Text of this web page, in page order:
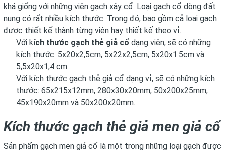
khá giống với những viên gạch xây cổ. Loại gạch cổ dòng đất
nung có rất nhiều kích thước. Trong đó, bao gồm cả loại gạch
được thiết kế thành từng viên hay thiết kế theo vỉ.
Với kích thước gạch thẻ giả cổ dạng viên, sẽ có những
kích thước: 5x20x2,5cm, 5x22x2,5cm, 5x20x1.5cm và
5,5x20x1,4 cm.
Với kích thước gạch thẻ giả cổ dạng vỉ, sẽ có những kích
thước: 65x215x12mm, 280x30x20mm, 50x200x25mm,
45x190x20mm và 50x200x20mm.
Kích thước gạch thẻ giả men giả cổ
Sản phẩm gạch men giả cổ là một trong những loại gạch được